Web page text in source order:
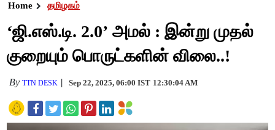
Home தமிழகம்
‘ஜி.எஸ்.டி. 2.0’ அமல் : இன்று முதல்
குறையும் பொருட்களின் விலை..!
ByTTN DESK Sep 22, 2025, 06:00 IST 12:30:04 AM